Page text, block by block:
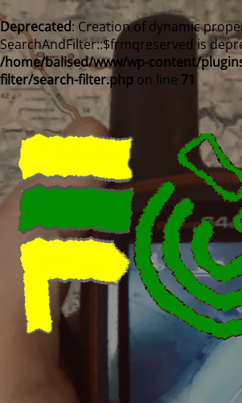
Deprecated: Creation of dynamic
SearchAndFilter::$frmqreserved is
/home/balised/www/wp-content/
filter/search-filter.php on line 71